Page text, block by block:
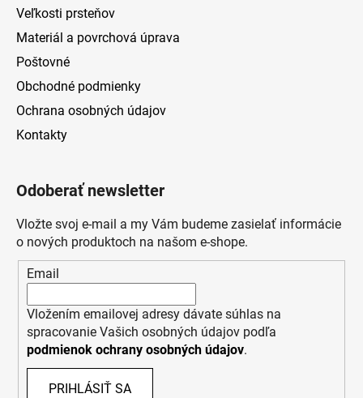
Veľkosti prsteňov
Materiál a povrchová úprava
Poštovné
Obchodné podmienky
Ochrana osobných údajov
Kontakty
Odoberať newsletter
Vložte svoj e-mail a my Vám budeme zasielať informácie
o nových produktoch na našom e-shope.
Email
Vložením emailovej adresy dávate súhlas na
spracovanie Vašich osobných údajov podľa
podmienok ochrany osobných údajov.
PRIHLÁSIŤ SA